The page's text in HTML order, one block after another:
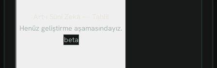
Henüz geliştirme aşamasındayız.
beta